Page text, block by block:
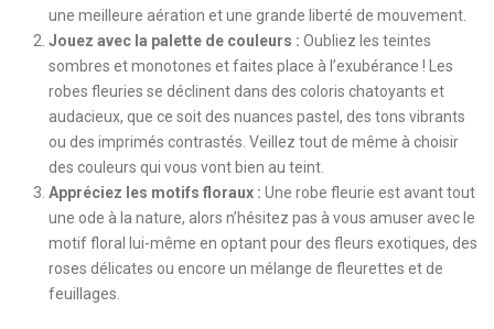
une meilleure aération et une grande liberté de mouvement.
Jouez avec la palette de couleurs : Oubliez les teintes
sombres et monotones et faites place à l’exubérance ! Les
robes fleuries se déclinent dans des coloris chatoyants et
audacieux, que ce soit des nuances pastel, des tons vibrants
ou des imprimés contrastés. Veillez tout de même à choisir
des couleurs qui vous vont bien au teint.
Appréciez les motifs floraux : Une robe fleurie est avant tout
une ode à la nature, alors n’hésitez pas à vous amuser avec le
motif floral lui-même en optant pour des fleurs exotiques, des
roses délicates ou encore un mélange de fleurettes et de
feuillages.